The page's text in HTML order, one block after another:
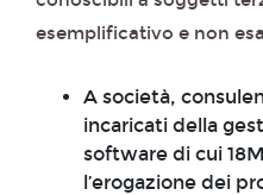
esemplificativo e non
A società,
incaricati della
software di cui
l’erogazione dei